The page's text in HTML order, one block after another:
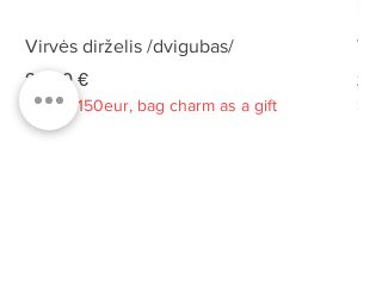
Virvės dirželis /dvigubas/
Kaina
25,00 €
Spend 150eur, bag charm as a gift